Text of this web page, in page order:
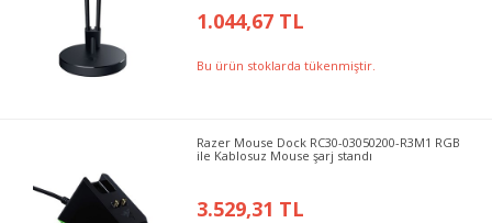
1.044,67 TL
Bu ürün stoklarda tükenmiştir.
Razer Mouse Dock RC30-03050200-R3M1 RGB
ile Kablosuz Mouse şarj standı
3.529,31 TL